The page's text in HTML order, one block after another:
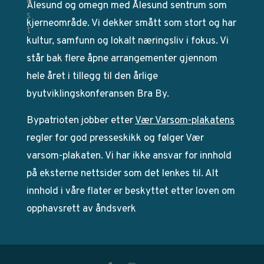
Ålesund og omegn med Ålesund sentrum som
kjerneområde. Vi dekker smått som stort og har
kultur, samfunn og lokalt næringsliv i fokus. Vi
står bak flere åpne arrangementer gjennom
hele året i tillegg til den årlige
byutviklingskonferansen Bra By.
Bypatrioten jobber etterVær Varsom-plakatens
regler for god presseskikk og følger Vær
varsom-plakaten. Vi har ikke ansvar for innhold
på eksterne nettsider som det lenkes til. Alt
innhold i våre flater er beskyttet etter loven om
opphavsrett av åndsverk